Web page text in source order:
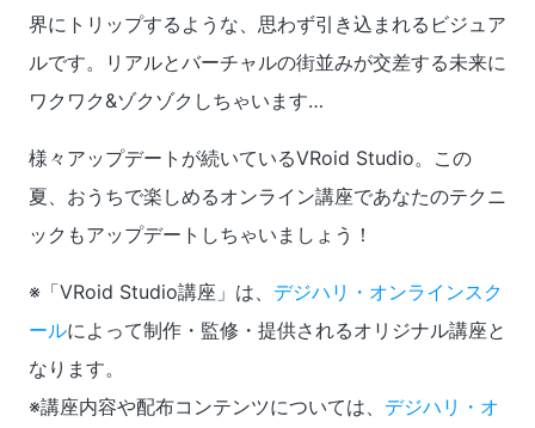
界にトリップするような、思わず引き込まれるビジュア
ルです。リアルとバーチャルの街並みが交差する未来に
ワクワク&ゾクゾクしちゃいます…
様々アップデートが続いているVRoid Studio。この
夏、おうちで楽しめるオンライン講座であなたのテクニ
ックもアップデートしちゃいましょう！
※「VRoid Studio講座」は、 デジハリ・オンラインスク
ールによって制作・監修・提供されるオリジナル講座と
なります。
※講座内容や配布コンテンツについては、 デジハリ・オ